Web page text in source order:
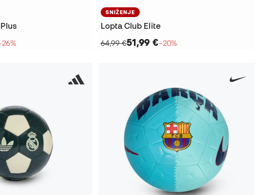
SNIŽENJE
Lopta Club Elite
64,99 €51,99 €−20%